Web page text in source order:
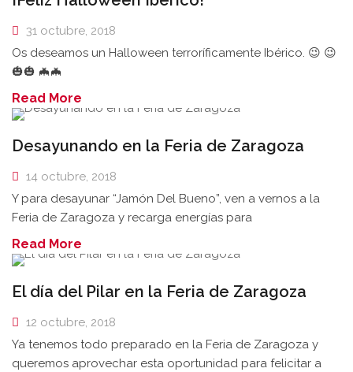
31 octubre, 2018
Os deseamos un Halloween terroríficamente Ibérico. 😉 😉
🎃🎃 🦇🦇
Read More
Desayunando en la Feria de Zaragoza
14 octubre, 2018
Y para desayunar “Jamón Del Bueno”, ven a vernos a la
Feria de Zaragoza y recarga energías para
Read More
El día del Pilar en la Feria de Zaragoza
12 octubre, 2018
Ya tenemos todo preparado en la Feria de Zaragoza y
queremos aprovechar esta oportunidad para felicitar a